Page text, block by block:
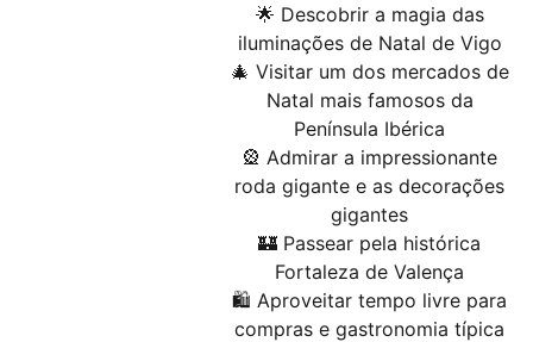
🌟 Descobrir a magia das
iluminações de Natal de Vigo
🎄 Visitar um dos mercados de
Natal mais famosos da
Península Ibérica
🎡 Admirar a impressionante
roda gigante e as decorações
gigantes
🏰 Passear pela histórica
Fortaleza de Valença
🛍 Aproveitar tempo livre para
compras e gastronomia típica